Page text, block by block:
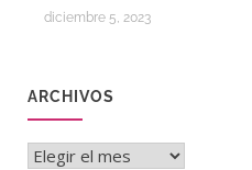
diciembre 5, 2023
ARCHIVOS
Archivos